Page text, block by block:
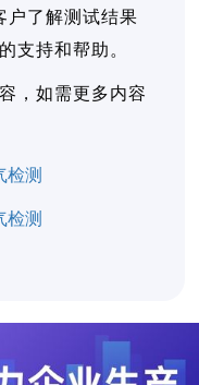
户了解测试结果
支持和帮助。
，如需更多内容
检测
检测